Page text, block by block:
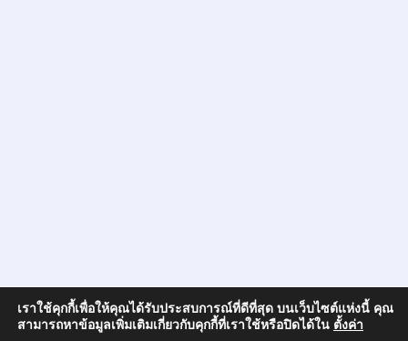
เราใช้คุกกี้เพื่อให้คุณได้รับประสบการณ์ที่ดีที่สุด บนเว็บไซต์แห่งนี้ คุณ
สามารถหาข้อมูลเพิ่มเติมเกี่ยวกับคุกกี้ที่เราใช้หรือปิดได้ใน ตั้งค่า